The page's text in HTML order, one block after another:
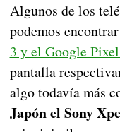
Algunos de los
podemos
3 y el Google
pantalla
algo todavía más
Japón el Sony